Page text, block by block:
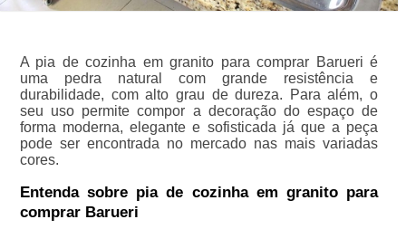
A pia de cozinha em granito para comprar Barueri é
uma pedra natural com grande resistência e
durabilidade, com alto grau de dureza. Para além, o
seu uso permite compor a decoração do espaço de
forma moderna, elegante e sofisticada já que a peça
pode ser encontrada no mercado nas mais variadas
cores.
Entenda sobre pia de cozinha em granito para
comprar Barueri